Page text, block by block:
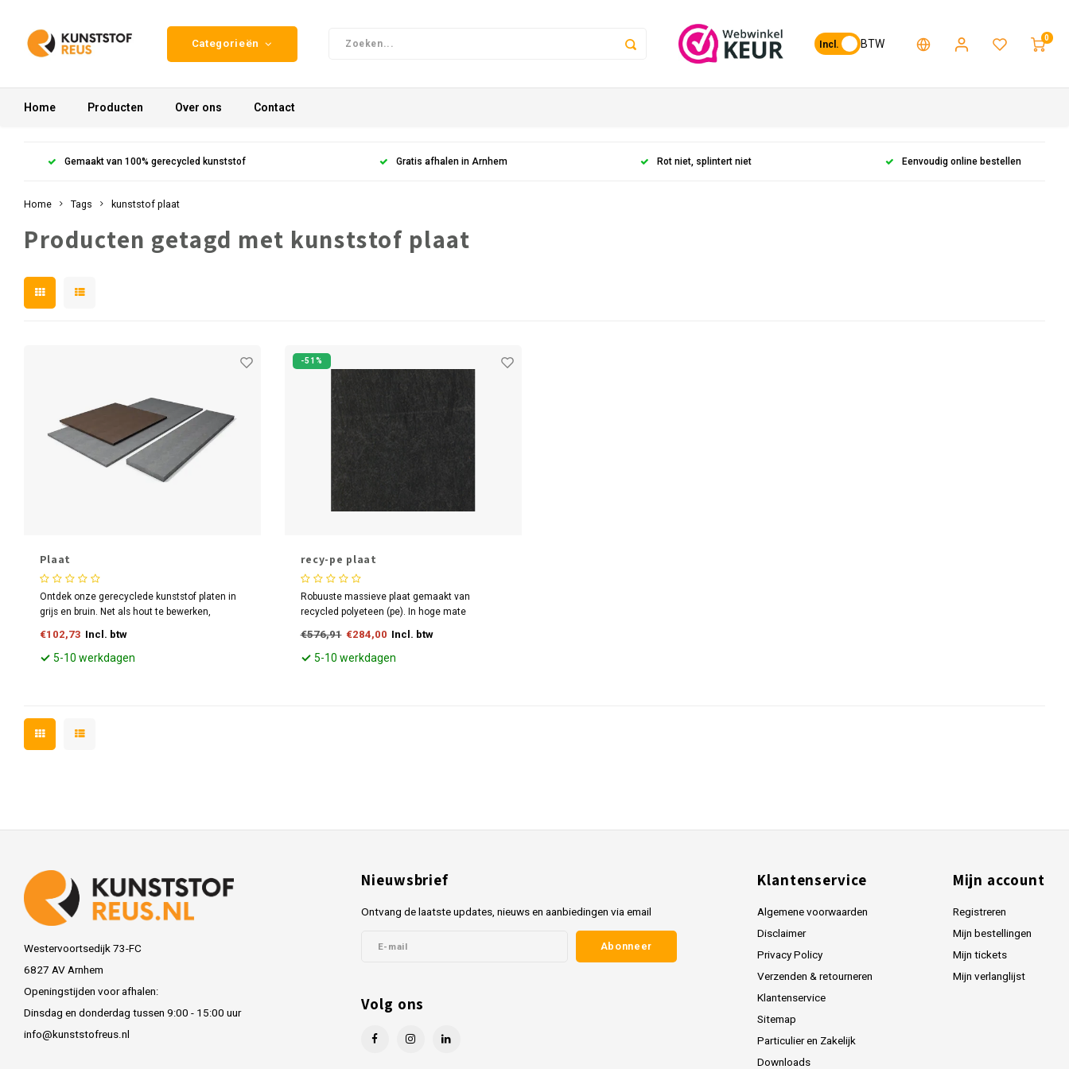
Categorieën Incl. BTW 0
Home Producten Over ons Contact
Gemaakt van 100% gerecycled kunststof Gratis afhalen in Arnhem Rot niet, splintert niet Eenvoudig online bestellen
Home Tags kunststof plaat
Producten getagd met kunststof plaat
Plaat
Ontdek onze gerecyclede kunststof platen in
grijs en bruin. Net als hout te bewerken,
Duurzaamheid zonder compromissen. Bouw
groen!
€102,73 Incl. btw
5-10 werkdagen
-51%
recy-pe plaat
Robuuste massieve plaat gemaakt van
recycled polyeteen (pe). In hoge mate
reinigen en te bewerken.
€576,91 €284,00 Incl. btw
5-10 werkdagen
Westervoortsedijk 73-FC
6827 AV Arnhem
Openingstijden voor afhalen:
Dinsdag en donderdag tussen 9:00 - 15:00 uur
info@kunststofreus.nl
Nieuwsbrief
Ontvang de laatste updates, nieuws en aanbiedingen via email
Abonneer
Volg ons
Klantenservice
Algemene voorwaarden
Disclaimer
Privacy Policy
Verzenden & retourneren
Klantenservice
Sitemap
Particulier en Zakelijk
Downloads
Mijn account
Registreren
Mijn bestellingen
Mijn tickets
Mijn verlanglijst